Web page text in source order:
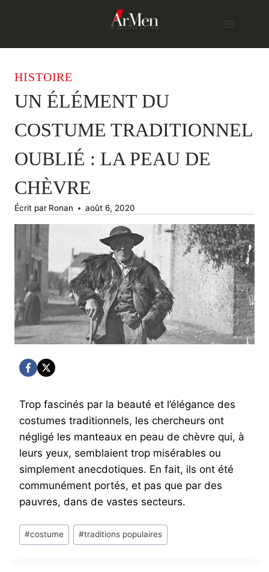
HISTOIRE
UN ÉLÉMENT DU
COSTUME TRADITIONNEL
OUBLIÉ : LA PEAU DE
CHÈVRE
Écrit par Ronan août 6, 2020
Trop fascinés par la beauté et l’élégance des
costumes traditionnels, les chercheurs ont
négligé les manteaux en peau de chèvre qui, à
leurs yeux, semblaient trop misérables ou
simplement anecdotiques. En fait, ils ont été
communément portés, et pas que par des
pauvres, dans de vastes secteurs.
Post
Tags:
#costume #traditions populaires